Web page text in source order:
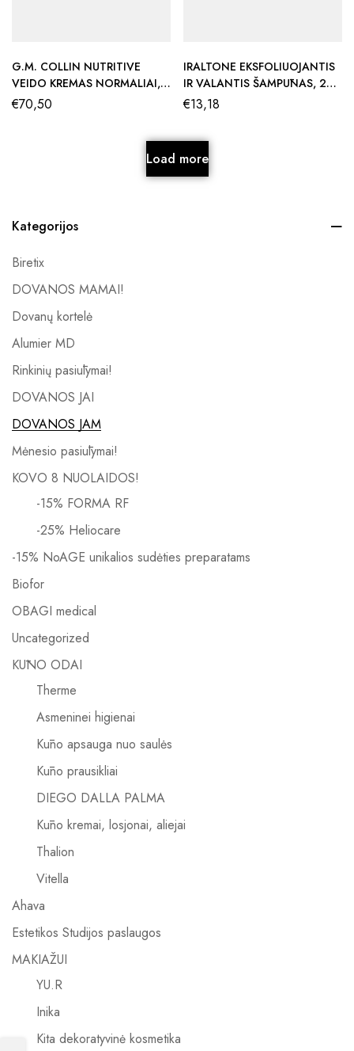
Kategorijos
Biretix
DOVANOS MAMAI!
Dovanų kortelė
Alumier MD
Rinkinių pasiūlymai!
DOVANOS JAI
DOVANOS JAM
Mėnesio pasiūlymai!
KOVO 8 NUOLAIDOS!
-15% FORMA RF
-25% Heliocare
-15% NoAGE unikalios sudėties preparatams
Biofor
OBAGI medical
Uncategorized
KŪNO ODAI
Therme
Asmeninei higienai
Kūno apsauga nuo saulės
Kūno prausikliai
DIEGO DALLA PALMA
Kūno kremai, losjonai, aliejai
Thalion
Vitella
Ahava
Estetikos Studijos paslaugos
MAKIAŽUI
YU.R
Inika
Kita dekoratyvinė kosmetika
G.M. COLLIN NUTRITIVE
VEIDO KREMAS NORMALIAI,
SAUSAI ODAI, 50 ML
€70,50
IRALTONE EKSFOLIUOJANTIS
IR VALANTIS ŠAMPŪNAS, 200
ML
€13,18
Load more